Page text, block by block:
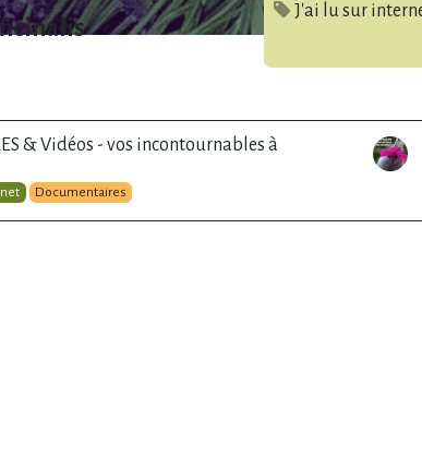
J'ai lu sur
& Vidéos - vos incontournables à
Documentaires